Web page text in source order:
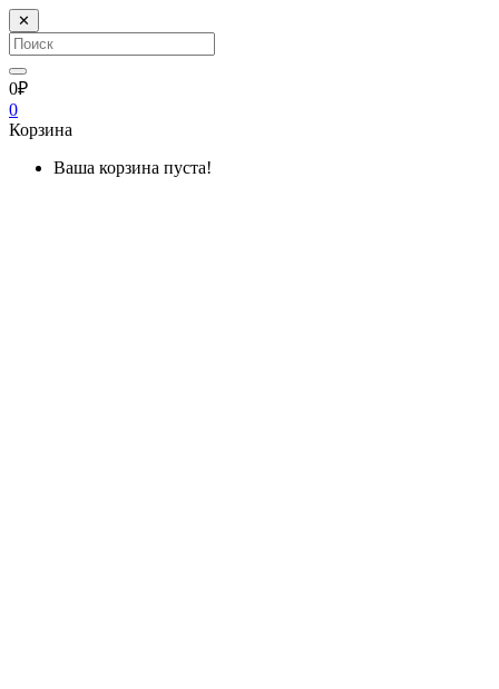
✕
0₽
0
Корзина
Ваша корзина пуста!